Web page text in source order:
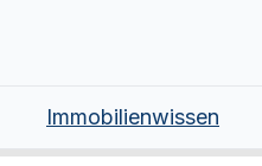
Immobilienwissen